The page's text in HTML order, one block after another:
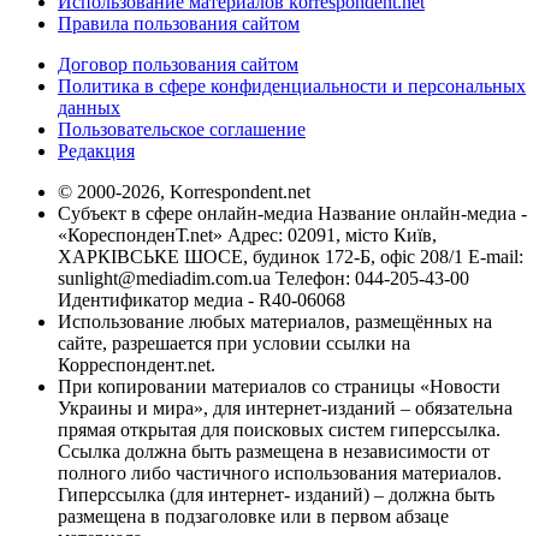
Правила пользования сайтом
Договор пользования сайтом
Политика в сфере конфиденциальности и персональных
данных
Пользовательское соглашение
Редакция
© 2000-2026, Korrespondent.net
Субъект в сфере онлайн-медиа Название онлайн-медиа -
«КореспонденТ.net» Адрес: 02091, місто Київ,
ХАРКІВСЬКЕ ШОСЕ, будинок 172-Б, офіс 208/1 E-mail:
sunlight@mediadim.com.ua Телефон: 044-205-43-00
Идентификатор медиа - R40-06068
Использование любых материалов, размещённых на
сайте, разрешается при условии ссылки на
Корреспондент.net.
При копировании материалов со страницы «Новости
Украины и мира», для интернет-изданий – обязательна
прямая открытая для поисковых систем гиперссылка.
Ссылка должна быть размещена в независимости от
полного либо частичного использования материалов.
Гиперссылка (для интернет- изданий) – должна быть
размещена в подзаголовке или в первом абзаце